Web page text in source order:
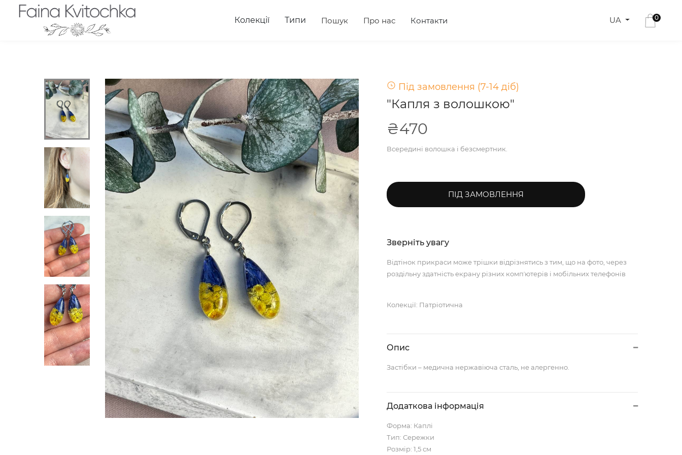
Колекції Типи Пошук Про нас Контакти UA 0
Під замовлення (7-14 діб)
"Капля з волошкою"
₴470
Всередині волошка і безсмертник.
ПІД ЗАМОВЛЕННЯ
Зверніть увагу
Відтінок прикраси може трішки відрізнятись з тим, що на фото, через
роздільну здатність екрану різних компʼютерів і мобільних телефонів
Колекції: Патріотична
Опис
Застібки – медична нержавіюча сталь, не алергенно.
Додаткова інформація
Форма: Каплі
Тип: Сережки
Розмір: 1,5 см